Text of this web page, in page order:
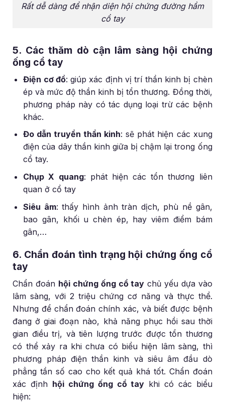
Rất dễ dàng để nhận diện hội chứng đường hầm
cổ tay
5. Các thăm dò cận lâm sàng hội chứng
ống cổ tay
Điện cơ đồ: giúp xác định vị trí thần kinh bị chèn
ép và mức độ thần kinh bị tổn thương. Đồng thời,
phương pháp này có tác dụng loại trừ các bệnh
khác.
Đo dẫn truyền thần kinh: sẽ phát hiện các xung
điện của dây thần kinh giữa bị chậm lại trong ống
cổ tay.
Chụp X quang: phát hiện các tổn thương liên
quan ở cổ tay
Siêu âm: thấy hình ảnh tràn dịch, phù nề gân,
bao gân, khối u chèn ép, hay viêm điểm bám
gân,…
6. Chẩn đoán tình trạng hội chứng ống cổ
tay
Chẩn đoán hội chứng ống cổ tay chủ yếu dựa vào
lâm sàng, với 2 triệu chứng cơ năng và thực thể.
Nhưng để chẩn đoán chính xác, và biết được bệnh
đang ở giai đoạn nào, khả năng phục hồi sau thời
gian điều trị, và tiên lượng trước được tổn thương
có thể xảy ra khi chưa có biểu hiện lâm sàng, thì
phương pháp điện thần kinh và siêu âm đầu dò
phẳng tần số cao cho kết quả khá tốt. Chẩn đoán
xác định hội chứng ống cổ tay khi có các biểu
hiện: